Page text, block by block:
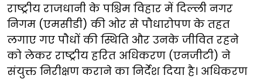
राष्ट्रीय राजधानी के पश्चिम विहार में दिल्ली नगर
निगम (एमसीडी) की ओर से पौधारोपण के तहत
लगाए गए पौधों की स्थिति और उनके जीवित रहने
को लेकर राष्ट्रीय हरित अधिकरण (एनजीटी) ने
संयुक्त निरीक्षण कराने का निर्देश दिया है। अधिकरण